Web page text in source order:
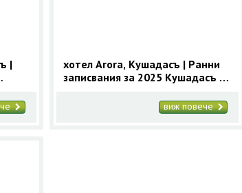
|
хотел Arora, Кушадасъ | Ранни
записвания за 2025 Кушадасъ с
виж повече